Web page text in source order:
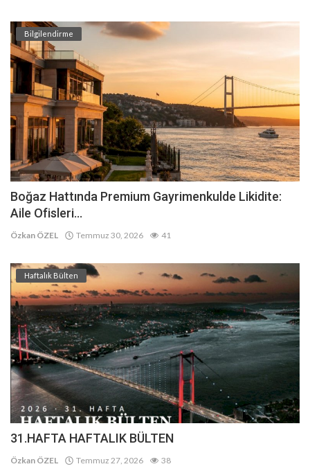
Bilgilendirme
Boğaz Hattında Premium Gayrimenkulde Likidite:
Aile Ofisleri...
Özkan ÖZEL Temmuz 30, 2026 41
Haftalık Bülten
31.HAFTA HAFTALIK BÜLTEN
Özkan ÖZEL Temmuz 27, 2026 38